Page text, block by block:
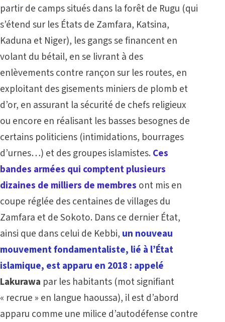
partir de camps situés dans la forêt de Rugu (qui
s’étend sur les États de Zamfara, Katsina,
Kaduna et Niger), les gangs se financent en
volant du bétail, en se livrant à des
enlèvements contre rançon sur les routes, en
exploitant des gisements miniers de plomb et
d’or, en assurant la sécurité de chefs religieux
ou encore en réalisant les basses besognes de
certains politiciens (intimidations, bourrages
d’urnes…) et des groupes islamistes. Ces
bandes armées qui comptent plusieurs
dizaines de milliers de membres ont mis en
coupe réglée des centaines de villages du
Zamfara et de Sokoto. Dans ce dernier État,
ainsi que dans celui de Kebbi, un nouveau
mouvement fondamentaliste, lié à l’État
islamique, est apparu en 2018 : appelé
Lakurawa par les habitants (mot signifiant
« recrue » en langue haoussa), il est d’abord
apparu comme une milice d’autodéfense contre